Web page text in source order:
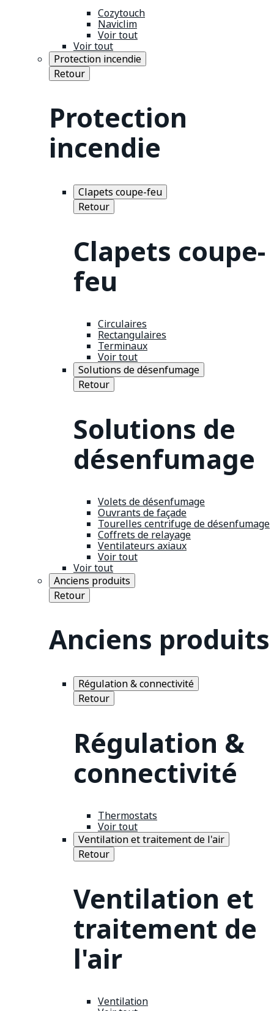
Cozytouch
Naviclim
Voir tout
Voir tout
Protection incendie
Retour
Protection
incendie
Clapets coupe-feu
Retour
Clapets coupe-
feu
Circulaires
Rectangulaires
Terminaux
Voir tout
Solutions de désenfumage
Retour
Solutions de
désenfumage
Volets de désenfumage
Ouvrants de façade
Tourelles centrifuge de désenfumage
Coffrets de relayage
Ventilateurs axiaux
Voir tout
Voir tout
Anciens produits
Retour
Anciens produits
Régulation & connectivité
Retour
Régulation &
connectivité
Thermostats
Voir tout
Ventilation et traitement de l'air
Retour
Ventilation et
traitement de
l'air
Ventilation